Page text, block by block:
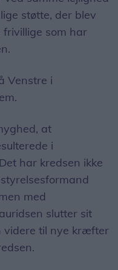
støtte, der blev
som har
Venstre i
at
i
har kredsen ikke
med
slutter sit
videre til nye kræfter